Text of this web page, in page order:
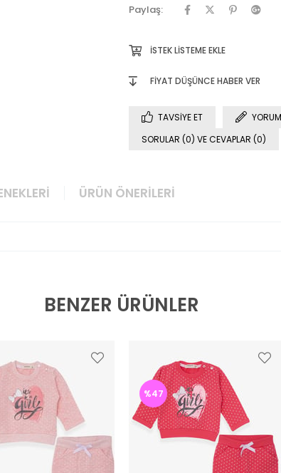
Paylaş:
İSTEK LISTEME EKLE
FIYAT DÜŞÜNCE HABER VER
TAVSIYE ET
SORULAR (0) VE CEVAPLAR (0)
ÜRÜN ÖNERILERI
BENZER ÜRÜNLER
%47